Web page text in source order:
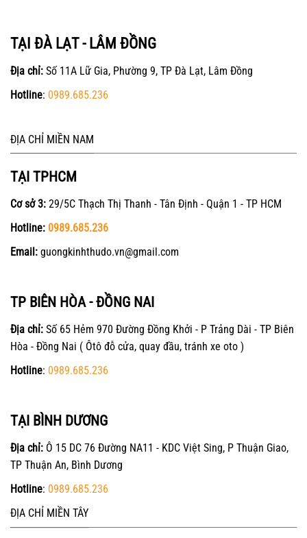
TẠI ĐÀ LẠT - LÂM ĐỒNG
Địa chỉ: Số 11A Lữ Gia, Phường 9, TP Đà Lạt, Lâm Đồng
Hotline: 0989.685.236
ĐỊA CHỈ MIỀN NAM
TẠI TPHCM
Cơ sở 3: 29/5C Thạch Thị Thanh - Tân Định - Quận 1 - TP HCM
Hotline: 0989.685.236
Email: guongkinhthudo.vn@gmail.com
TP BIÊN HÒA - ĐỒNG NAI
Địa chỉ: Số 65 Hẻm 970 Đường Đồng Khởi - P Trảng Dài - TP Biên
Hòa - Đồng Nai ( Ôtô đỗ cửa, quay đầu, tránh xe oto )
Hotline: 0989.685.236
TẠI BÌNH DƯƠNG
Địa chỉ: Ô 15 DC 76 Đường NA11 - KDC Việt Sing, P Thuận Giao,
TP Thuận An, Bình Dương
Hotline: 0989.685.236
ĐỊA CHỈ MIỀN TÂY